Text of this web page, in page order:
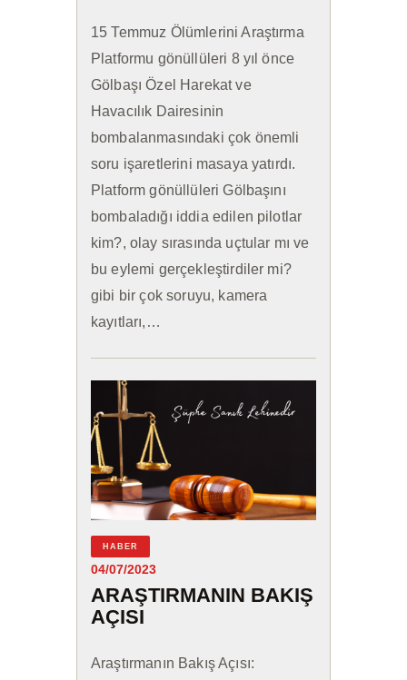
15 Temmuz Ölümlerini Araştırma
Platformu gönüllüleri 8 yıl önce
Gölbaşı Özel Harekat ve
Havacılık Dairesinin
bombalanmasındaki çok önemli
soru işaretlerini masaya yatırdı.
Platform gönüllüleri Gölbaşını
bombaladığı iddia edilen pilotlar
kim?, olay sırasında uçtular mı ve
bu eylemi gerçekleştirdiler mi?
gibi bir çok soruyu, kamera
kayıtları,…
HABER
04/07/2023
ARAŞTIRMANIN BAKIŞ
AÇISI
Araştırmanın Bakış Açısı: